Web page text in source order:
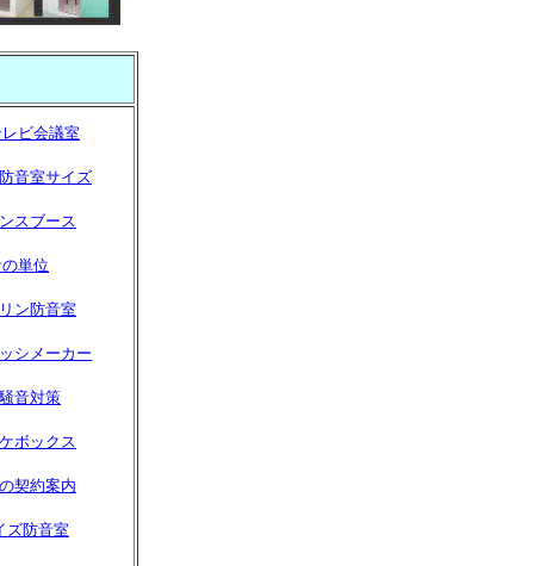
ビ会議室
音室サイズ
スブース
単位
ン防音室
シメーカー
音対策
ボックス
契約案内
ズ防音室